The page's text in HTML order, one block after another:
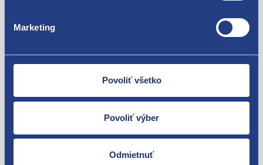
Marketing
Povoliť všetko
Povoliť výber
Odmietnuť
Renault Scenic III 2009 - 2016 1.2 TCe - H5F
Renault Scenic III 2009 - 2016 1.5 dCi - K9K
Tovar môžete vrátiť do 60 dní od
zakúpenia. Alebo vám pošleme náhradu.